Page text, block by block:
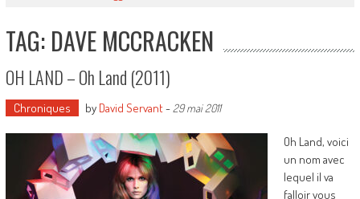
TAG: DAVE MCCRACKEN
OH LAND – Oh Land (2011)
Chroniques by David Servant- 29 mai 2011
Oh Land, voici
un nom avec
lequel il va
falloir vous